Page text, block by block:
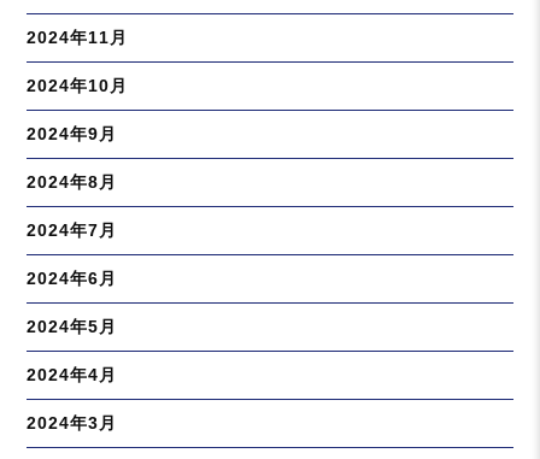
2024年11月
2024年10月
2024年9月
2024年8月
2024年7月
2024年6月
2024年5月
2024年4月
2024年3月